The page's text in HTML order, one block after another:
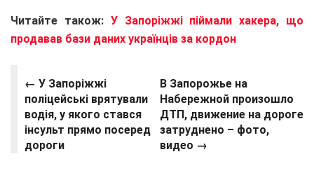
Читайте також: У Запоріжжі піймали хакера, що
продавав бази даних українців за кордон
← У Запоріжжі
поліцейські врятували
водія, у якого стався
інсульт прямо посеред
дороги
В Запорожье на
Набережной произошло
ДТП, движение на дороге
затруднено – фото,
видео →